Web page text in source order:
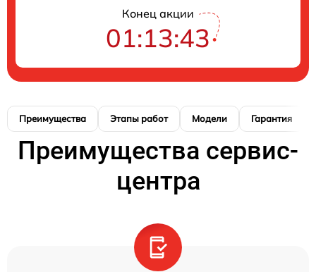
Конец акции
01:13:42
Преимущества Этапы работ Модели Гарантия
Преимущества сервис-
центра